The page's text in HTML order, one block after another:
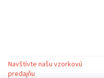
Navštívte našu vzorkovú
predajňu